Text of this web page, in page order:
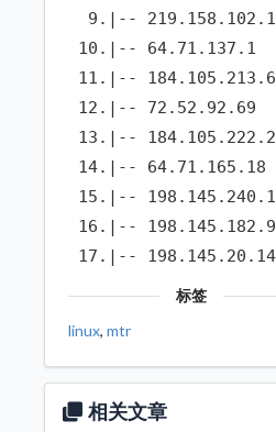
9.|--
10.|--
11.|--
12.|--
13.|--
14.|--
15.|--
16.|--
17.|--
标签
linux,mtr
相关文章